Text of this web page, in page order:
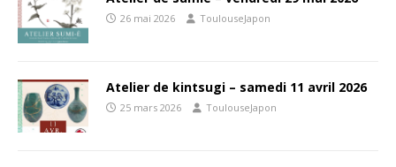
26 mai 2026 ToulouseJapon
Atelier de kintsugi – samedi 11 avril 2026
25 mars 2026 ToulouseJapon